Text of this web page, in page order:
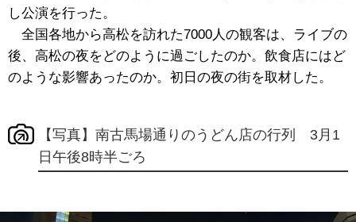
し公演を行った。
全国各地から高松を訪れた7000人の観客は、ライブの
後、高松の夜をどのように過ごしたのか。飲食店にはど
のような影響あったのか。初日の夜の街を取材した。
【写真】南古馬場通りのうどん店の行列 3月1
日午後8時半ごろ